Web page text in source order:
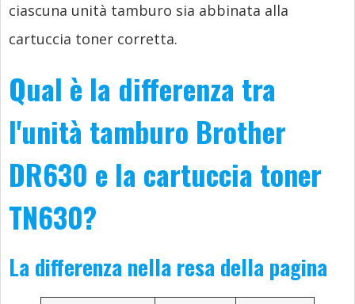
ciascuna unità tamburo sia abbinata alla
cartuccia toner corretta.
Qual è la differenza tra
l'unità tamburo Brother
DR630 e la cartuccia toner
TN630?
La differenza nella resa della pagina